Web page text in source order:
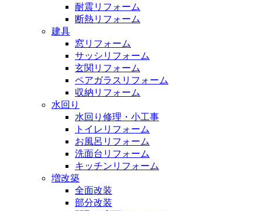
耐震リフォーム
断熱リフォーム
建具
窓リフォーム
サッシリフォーム
玄関リフォーム
ペアガラスリフォーム
収納リフォーム
水回り
水回り修理・小工事
トイレリフォーム
お風呂リフォーム
洗面台リフォーム
キッチンリフォーム
増改築
全面改装
部分改装